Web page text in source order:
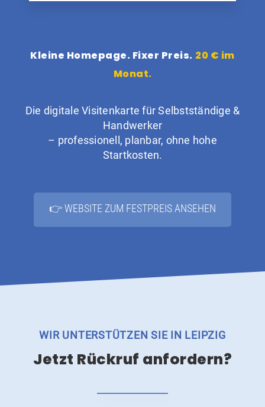
Kleine Homepage. Fixer Preis. 20 € im
Monat.
Die digitale Visitenkarte für Selbstständige &
Handwerker
– professionell, planbar, ohne hohe
Startkosten.
👉 WEBSITE ZUM FESTPREIS ANSEHEN
WIR UNTERSTÜTZEN SIE IN LEIPZIG
Jetzt Rückruf anfordern?